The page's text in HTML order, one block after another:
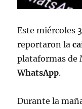
Este miércoles
reportaron la
plataformas de
WhatsApp.
Durante la